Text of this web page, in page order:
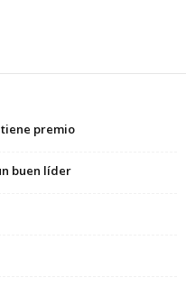
premio
buen líder